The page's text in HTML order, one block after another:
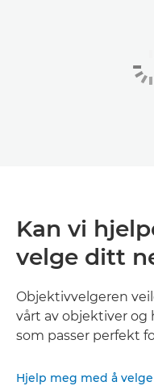
Kan vi
velge ditt
Objektivvelgeren
vårt av objektiver og
som passer perfekt
Hjelp meg med å velge